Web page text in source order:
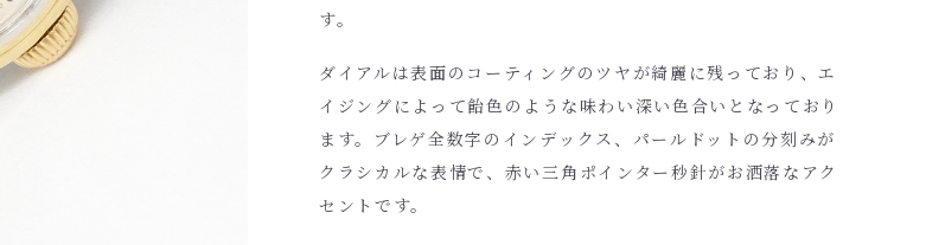
す。
ダイアルは表面のコーティングのツヤが綺麗に残っており、エ
イジングによって飴色のような味わい深い色合いとなっており
ます。ブレゲ全数字のインデックス、パールドットの分刻みが
クラシカルな表情で、赤い三角ポインター秒針がお洒落なアク
セントです。